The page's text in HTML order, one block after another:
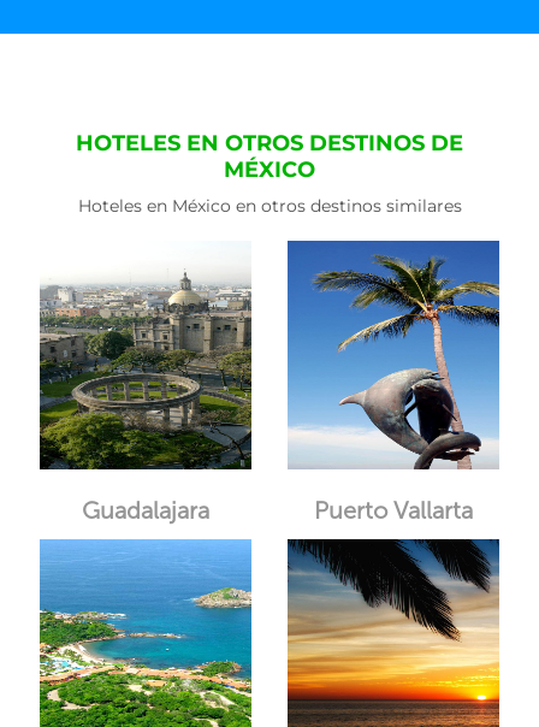
HOTELES EN OTROS DESTINOS DE
MÉXICO
Hoteles en México en otros destinos similares
Guadalajara Puerto Vallarta